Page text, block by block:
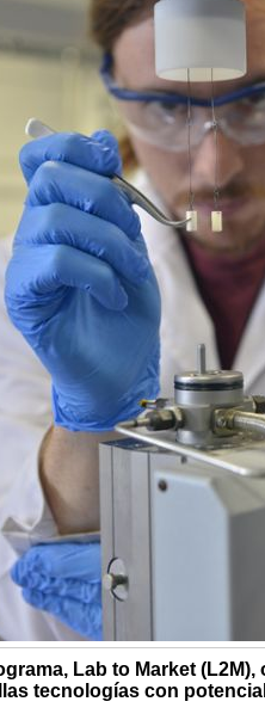
Lab to Market
tecnologías con